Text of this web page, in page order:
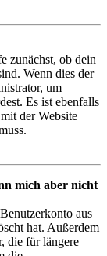
zunächst, ob dein
Wenn dies der
um
Es ist ebenfalls
der Website
mich aber nicht
aus
hat. Außerdem
die für längere